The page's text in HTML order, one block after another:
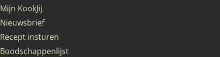
Mijn KookJij
Nieuwsbrief
Recept insturen
Boodschappenlijst